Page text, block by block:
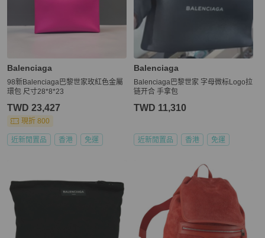
Balenciaga
98新Balenciaga巴黎世家玫紅色金屬
環包 尺寸28*8*23
TWD 23,427
現折 800
近新閒置品 香港 免運
Balenciaga
Balenciaga巴黎世家 字母微标Logo拉
链开合 手拿包
TWD 11,310
近新閒置品 香港 免運